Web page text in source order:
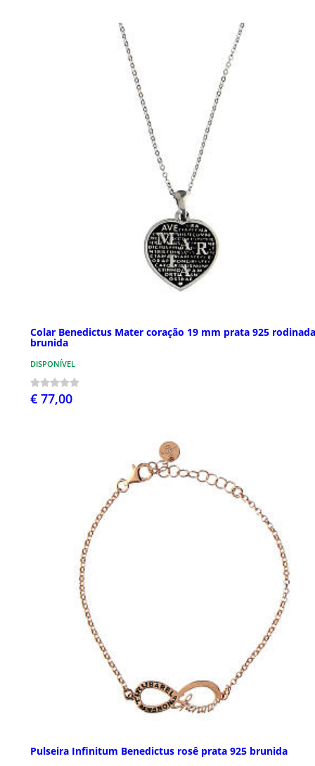
Colar Benedictus Mater coração 19 mm prata 925 rodinada
brunida
DISPONÍVEL
€ 77,00
Pulseira Infinitum Benedictus rosê prata 925 brunida